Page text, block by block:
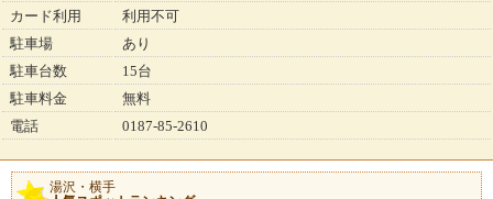
カード利用
利用不可
駐車場
あり
駐車台数
15台
駐車料金
無料
電話
0187-85-2610
湯沢・横手